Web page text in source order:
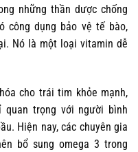
những thần dược chống
công dụng bảo vệ tế bào,
Nó là một loại vitamin dễ
cho trái tim khỏe mạnh,
quan trọng với người bình
Hiện nay, các chuyên gia
bổ sung omega 3 trong